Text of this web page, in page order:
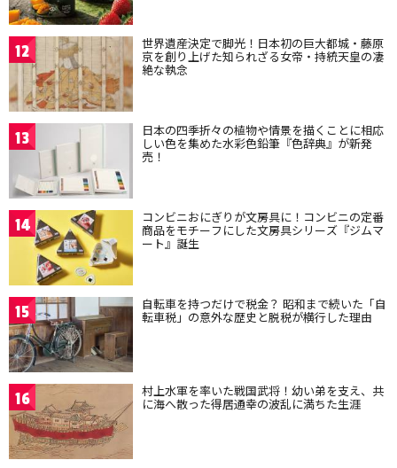
12 世界遺産決定で脚光！日本初の巨大都城・藤原
京を創り上げた知られざる女帝・持統天皇の凄
絶な執念
13 日本の四季折々の植物や情景を描くことに相応
しい色を集めた水彩色鉛筆『色辞典』が新発
売！
14 コンビニおにぎりが文房具に！コンビニの定番
商品をモチーフにした文房具シリーズ『ジムマ
ート』誕生
15 自転車を持つだけで税金？ 昭和まで続いた「自
転車税」の意外な歴史と脱税が横行した理由
16 村上水軍を率いた戦国武将！幼い弟を支え、共
に海へ散った得居通幸の波乱に満ちた生涯